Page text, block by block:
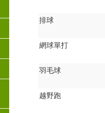
排球
網球單打
羽毛球
越野跑